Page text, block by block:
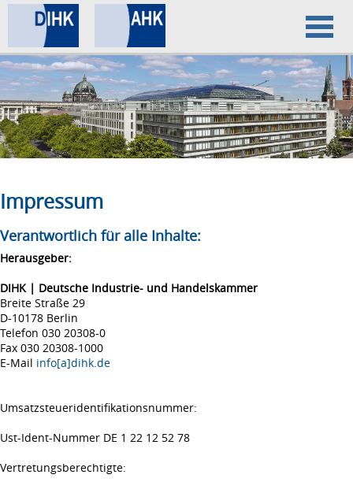
Home
Datenschutz
Impressum
Impressum
Verantwortlich für alle Inhalte:
Herausgeber:
DIHK | Deutsche Industrie- und Handelskammer
Breite Straße 29
D-10178 Berlin
Telefon 030 20308-0
Fax 030 20308-1000
E-Mail info[a]dihk.de
Umsatzsteueridentifikationsnummer:
Ust-Ident-Nummer DE 1 22 12 52 78
Vertretungsberechtigte: